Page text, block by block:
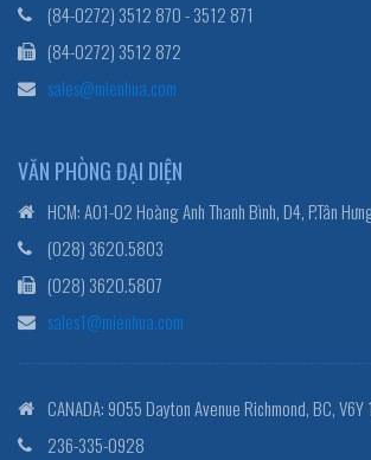
(84-0272) 3512 870 - 3512 871
(84-0272) 3512 872
sales@mienhua.com
VĂN PHÒNG ĐẠI DIỆN
HCM: A01-02 Hoàng Anh Thanh Bình, D4, P.Tân
(028) 3620.5803
(028) 3620.5807
sales1@mienhua.com
CANADA: 9055 Dayton Avenue Richmond, BC, V6Y
236-335-0928